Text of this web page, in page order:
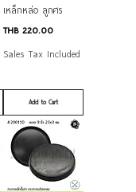
เหล็กหล่อ ลูกศร
Price
THB 220.00
Sales Tax Included
Add to Cart